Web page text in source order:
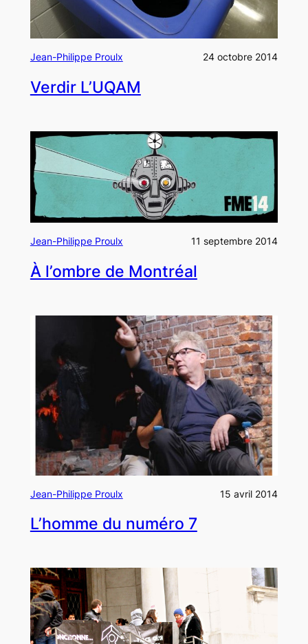
Jean-Philippe Proulx 24 octobre 2014
Verdir L’UQAM
Jean-Philippe Proulx 11 septembre 2014
À l’ombre de Montréal
Jean-Philippe Proulx 15 avril 2014
L’homme du numéro 7